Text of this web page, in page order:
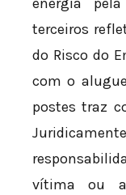
terceiros
do Risco do
com o
postes traz
vítima ou